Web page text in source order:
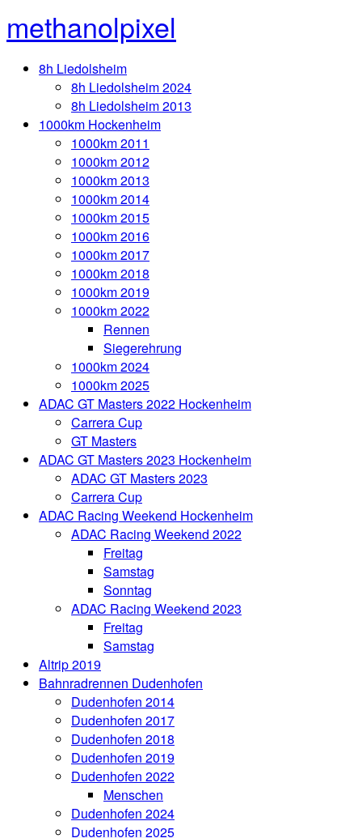
methanolpixel
8h Liedolsheim
8h Liedolsheim 2024
8h Liedolsheim 2013
1000km Hockenheim
1000km 2011
1000km 2012
1000km 2013
1000km 2014
1000km 2015
1000km 2016
1000km 2017
1000km 2018
1000km 2019
1000km 2022
Rennen
Siegerehrung
1000km 2024
1000km 2025
ADAC GT Masters 2022 Hockenheim
Carrera Cup
GT Masters
ADAC GT Masters 2023 Hockenheim
ADAC GT Masters 2023
Carrera Cup
ADAC Racing Weekend Hockenheim
ADAC Racing Weekend 2022
Freitag
Samstag
Sonntag
ADAC Racing Weekend 2023
Freitag
Samstag
Altrip 2019
Bahnradrennen Dudenhofen
Dudenhofen 2014
Dudenhofen 2017
Dudenhofen 2018
Dudenhofen 2019
Dudenhofen 2022
Menschen
Dudenhofen 2024
Dudenhofen 2025